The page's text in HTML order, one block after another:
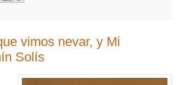
vimos nevar, y Mi
Solís